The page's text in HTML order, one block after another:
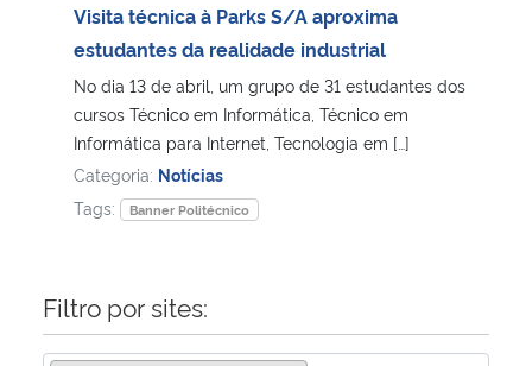
Ministério de Minas e Energia
Ministério da Ciência, Tecnologia, Inovações e Comunicações
Ministério do Meio Ambiente
Visita técnica à Parks S/A aproxima
estudantes da realidade industrial
No dia 13 de abril, um grupo de 31 estudantes dos
cursos Técnico em Informática, Técnico em
Informática para Internet, Tecnologia em […]
Categoria: Notícias
Tags:
Banner Politécnico
Filtro por sites: